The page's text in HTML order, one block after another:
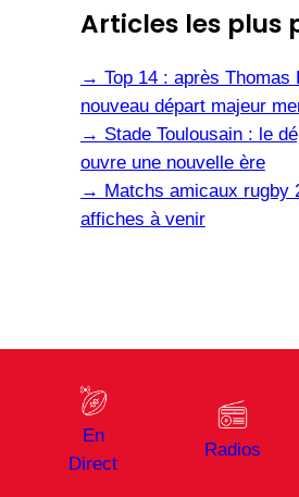
Articles les plus
→ Top 14 : après Thomas
nouveau départ majeur
→ Stade Toulousain : le
ouvre une nouvelle ère
→ Matchs amicaux rugby
affiches à venir
En
Direct
Radios